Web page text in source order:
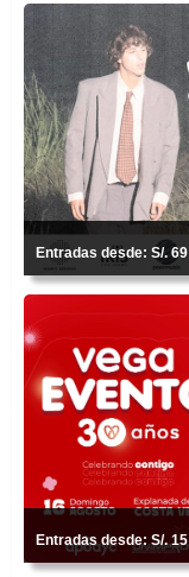
Entradas desde: S/. 69
Entradas desde: S/. 15